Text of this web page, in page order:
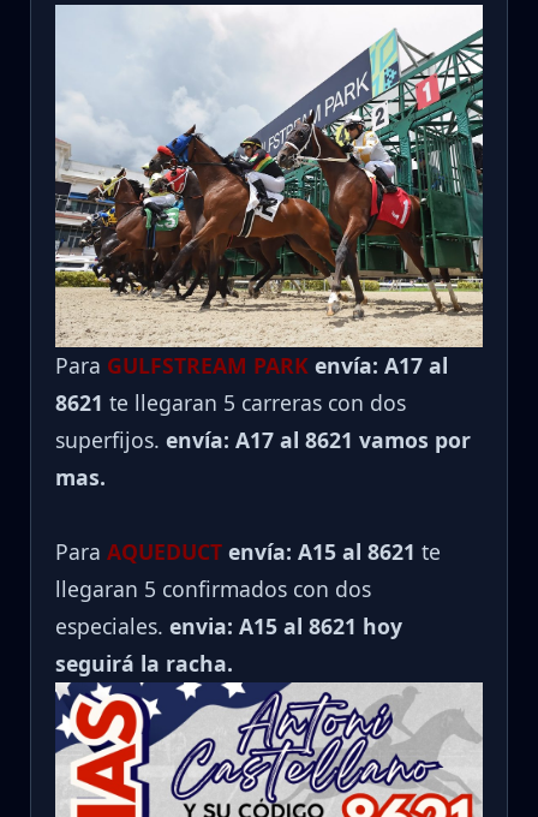
Para GULFSTREAM PARK envía: A17 al
8621 te llegaran 5 carreras con dos
superfijos. envía: A17 al 8621 vamos por
mas.
Para AQUEDUCT envía: A15 al 8621 te
llegaran 5 confirmados con dos
especiales. envia: A15 al 8621 hoy
seguirá la racha.